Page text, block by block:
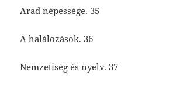
Arad népessége. 35
A halálozások. 36
Nemzetiség és nyelv. 37